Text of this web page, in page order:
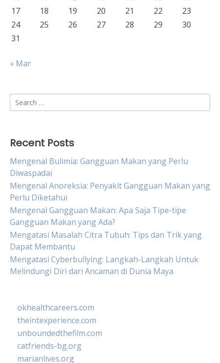
17
18 19 20 21 22
23
24
25 26 27 28 29
30
31
« Mar
Search
for:
Recent Posts
Mengenal Bulimia: Gangguan Makan yang Perlu
Diwaspadai
Mengenal Anoreksia: Penyakit Gangguan Makan yang
Perlu Diketahui
Mengenal Gangguan Makan: Apa Saja Tipe-tipe
Gangguan Makan yang Ada?
Mengatasi Masalah Citra Tubuh: Tips dan Trik yang
Dapat Membantu
Mengatasi Cyberbullying: Langkah-Langkah Untuk
Melindungi Diri dari Ancaman di Dunia Maya
okhealthcareers.com
theintexperience.com
unboundedthefilm.com
catfriends-bg.org
marianlives.org